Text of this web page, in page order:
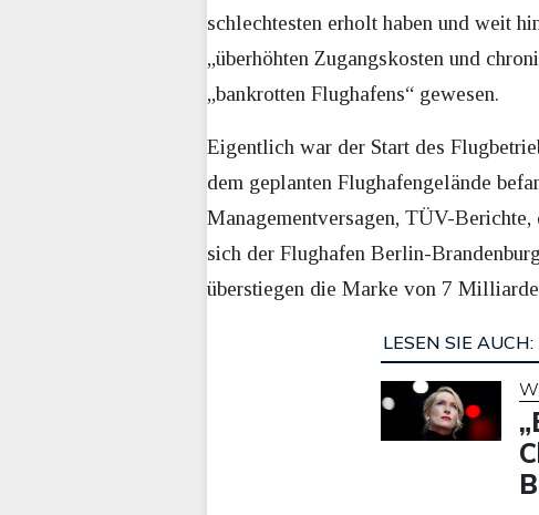
schlechtesten erholt haben und weit
„überhöhten Zugangskosten und
„bankrotten Flughafens“ gewesen.
Eigentlich war der Start des
dem geplanten Flughafengelände
Managementversagen, TÜV-
sich der Flughafen Berlin-
überstiegen die Marke von 7
LESEN SIE AUCH: